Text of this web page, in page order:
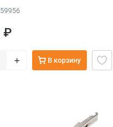
₽
+ В корзину